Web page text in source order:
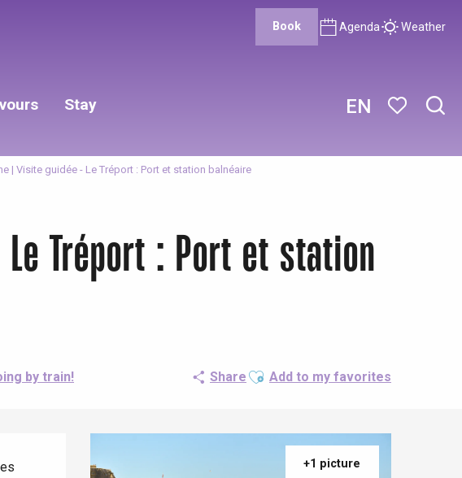
EN
Book Agenda Weather
Stay
| Visite guidée - Le Tréport : Port et station balnéaire
Tréport : Port et station
by train! Share Ajouter aux favoris
Add to my favorites
+1 picture